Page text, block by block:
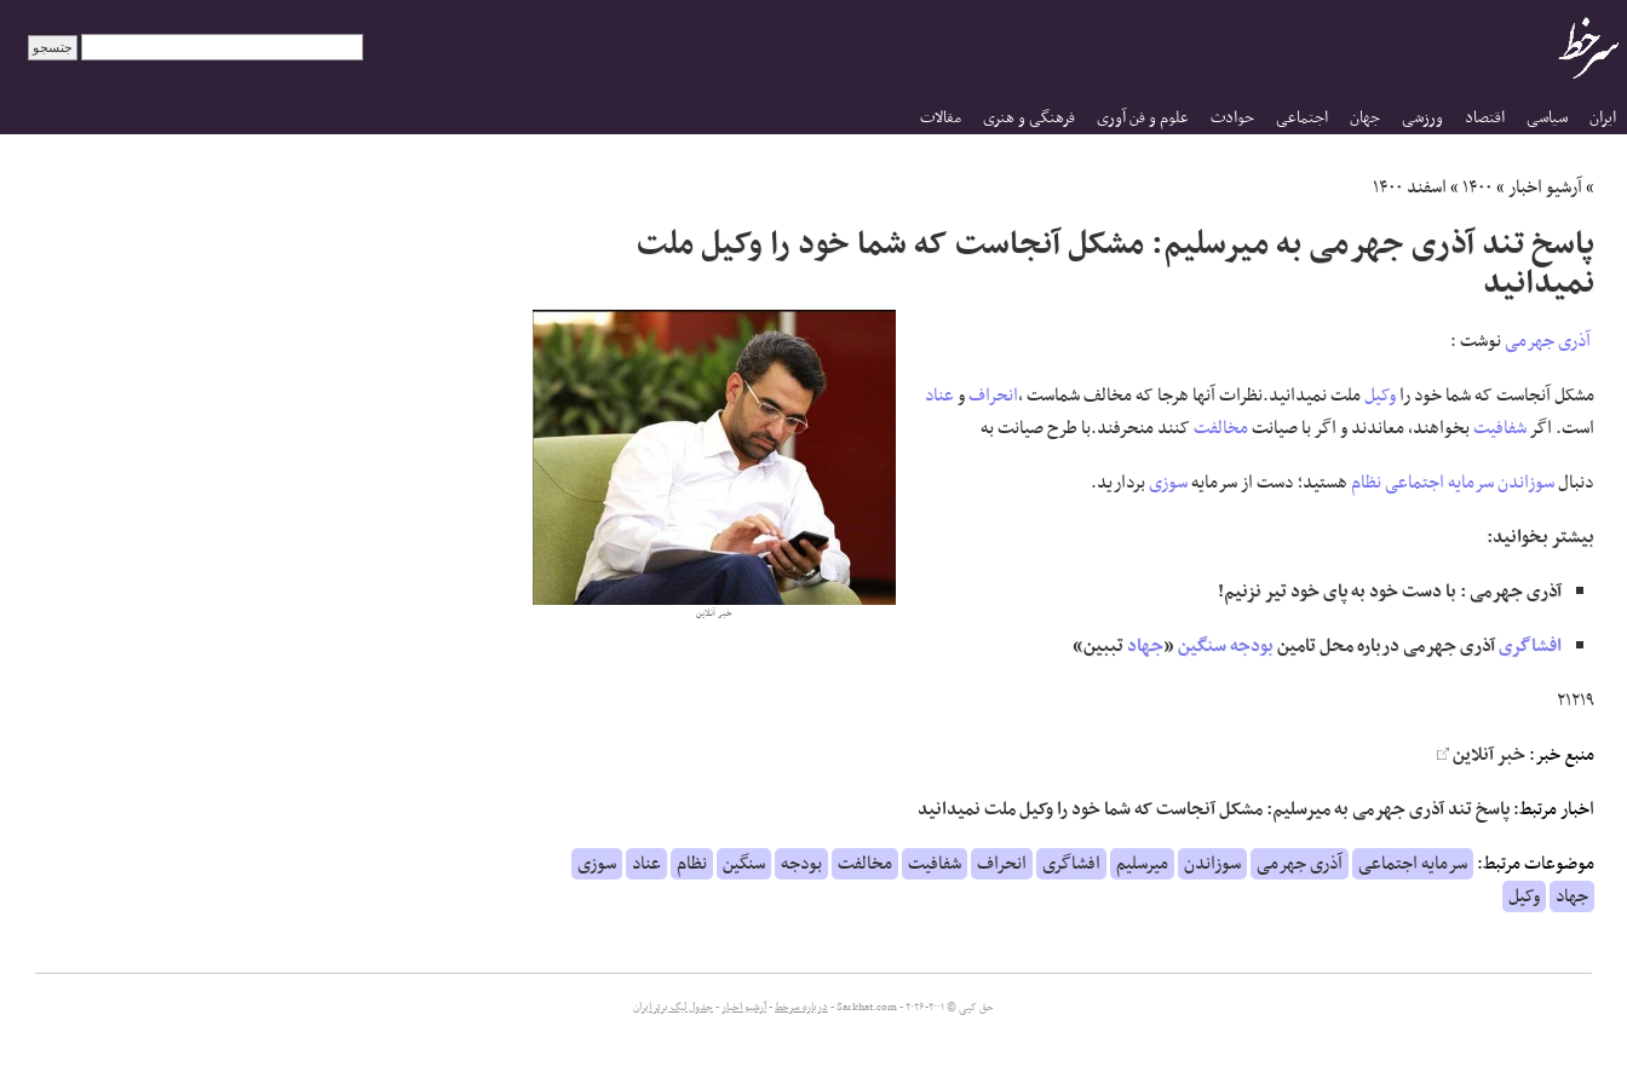
ایران سیاسی اقتصاد ورزشی جهان اجتماعی حوادث علوم و فن آوری فرهنگی و هنری مقالات
»آرشیو اخبار»۱۴۰۰»اسفند ۱۴۰۰
پاسخ تند آذری جهرمی به میرسلیم: مشکل آنجاست که شما خود را وکیل ملت
نمیدانید
خبر آنلاین
آذری جهرمینوشت :
مشکل آنجاست که شما خود راوکیلملت نمیدانید.نظرات آنها هرجا که مخالف شماست ،انحرافوعناد
است. اگرشفافیتبخواهند، معاندند و اگر با صیانتمخالفتکنند منحرفند.با طرح صیانت به
دنبالسوزاندنسرمایه اجتماعینظامهستید؛ دست از سرمایهسوزیبردارید.
بیشتر بخوانید:
آذری جهرمی : با دست خود به پای خود تیر نزنیم!
افشاگریآذری جهرمی درباره محل تامینبودجهسنگین«جهادتببین»
۲۱۲۱۹
منبع خبر:خبر آنلاین
اخبار مرتبط:پاسخ تند آذری جهرمی به میرسلیم: مشکل آنجاست که شما خود را وکیل ملت نمیدانید
موضوعات مرتبط: سرمایه اجتماعی آذری جهرمی سوزاندن میرسلیم افشاگری انحراف شفافیت مخالفت بودجه سنگین نظام عناد سوزی
جهاد وکیل
حق کپی © ۲۰۰۱-۲۰۲۶ - Sarkhat.com - درباره سرخط-آرشیو اخبار-جدول لیگ برتر ایران